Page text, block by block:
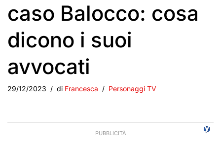
caso Balocco: cosa
dicono i suoi
avvocati
29/12/2023 di Francesca Personaggi TV